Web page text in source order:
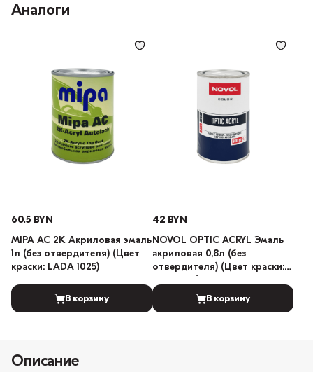
Аналоги
60.5 BYN
MIPA AC 2K Акриловая эмаль
1л (без отвердителя) (Цвет
краски: LADA 1025)
В корзину
42 BYN
NOVOL OPTIC ACRYL Эмаль
акриловая 0,8л (без
отвердителя) (Цвет краски:
В корзину
Описание